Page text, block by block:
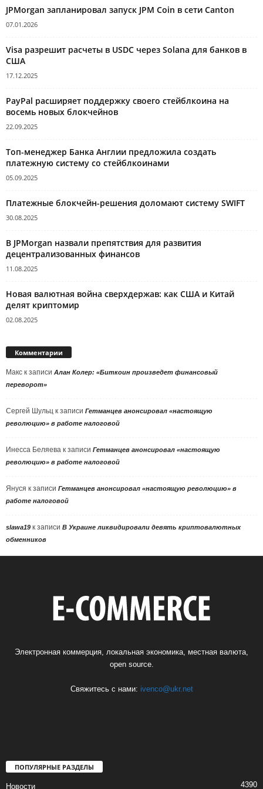
JPMorgan запланировал запуск JPM Coin в сети Canton
07.01.2026
Visa разрешит расчеты в USDC через Solana для банков в
США
17.12.2025
PayPal расширяет поддержку своего стейблкоина на
восемь новых блокчейнов
22.09.2025
Топ-менеджер Банка Англии предложила создать
платежную систему со стейблкоинами
05.09.2025
Платежные блокчейн-решения доломают систему SWIFT
30.08.2025
В JPMorgan назвали препятствия для развития
децентрализованных финансов
11.08.2025
Новая валютная война сверхдержав: как США и Китай
делят криптомир
02.08.2025
Комментарии
Макс к записи Алан Колер: «Биткоин произведет финансовый
переворот»
Сергей Шульц к записи Гетманцев анонсировал «настоящую
революцию» в работе налоговой
Инесса Беляева к записи Гетманцев анонсировал «настоящую
революцию» в работе налоговой
Януся к записи Гетманцев анонсировал «настоящую революцию» в
работе налоговой
slawa19 к записи В Украине ликвидировали девять криптовалютных
обменников
Электронная коммерция, локальная экономика, местная валюта,
open source.
Свяжитесь с нами: ivenco@ukr.net
ПОПУЛЯРНЫЕ РАЗДЕЛЫ
Новости 4390